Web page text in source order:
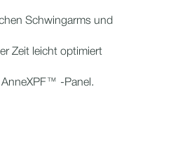
Schwingarms und
Zeit leicht optimiert
AnneXPF™ -Panel.